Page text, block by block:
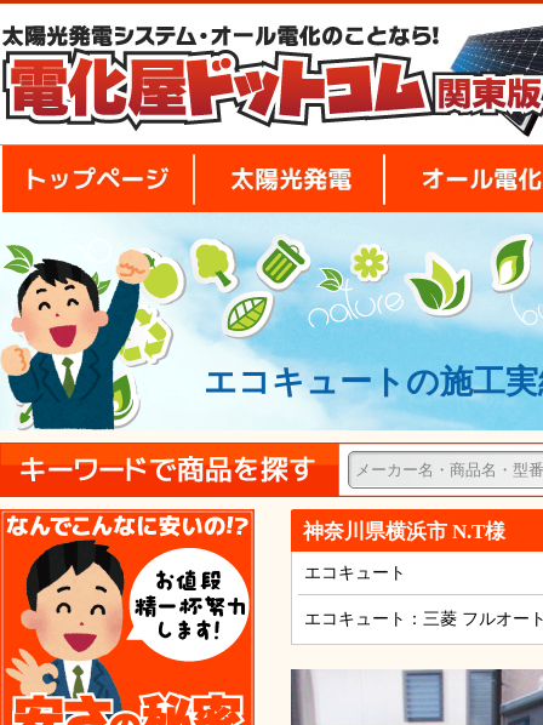
トップページ 太陽光発電
エコキュートの施工
安さの秘密
神奈川県横浜市 N.T様
エコキュート
エコキュート：三菱 フルオー